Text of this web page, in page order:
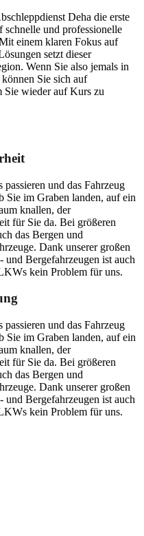
Deha die erste
und professionelle
einem klaren Fokus auf
setzt dieser
Wenn Sie also jemals in
Sie sich auf
Sie wieder auf Kurs zu
und das Fahrzeug
Sie im Graben landen, auf ein
knallen, der
für Sie da. Bei größeren
das Bergen und
Dank unserer großen
und Bergefahrzeugen ist auch
kein Problem für uns.
und das Fahrzeug
Sie im Graben landen, auf ein
knallen, der
für Sie da. Bei größeren
das Bergen und
Dank unserer großen
und Bergefahrzeugen ist auch
kein Problem für uns.